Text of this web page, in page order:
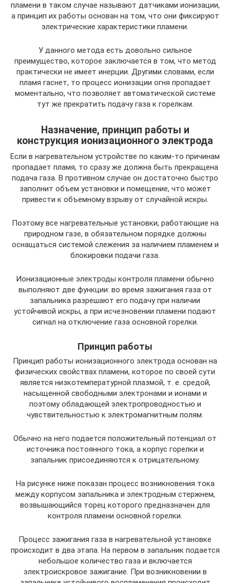
пламени в таком случае называют датчиками ионизации,
а принцип их работы основан на том, что они фиксируют
электрические характеристики пламени.
У данного метода есть довольно сильное
преимущество, которое заключается в том, что метод
практически не имеет инерции. Другими словами, если
пламя гаснет, то процесс ионизации огня пропадает
моментально, что позволяет автоматической системе
тут же прекратить подачу газа к горелкам.
Назначение, принцип работы и
конструкция ионизационного электрода
Если в нагревательном устройстве по каким-то причинам
пропадает пламя, то сразу же должна быть прекращена
подача газа. В противном случае он достаточно быстро
заполнит объем установки и помещение, что может
привести к объемному взрыву от случайной искры.
Поэтому все нагревательные установки, работающие на
природном газе, в обязательном порядке должны
оснащаться системой слежения за наличием пламенем и
блокировки подачи газа.
Ионизационные электроды контроля пламени обычно
выполняют две функции: во время зажигания газа от
запальника разрешают его подачу при наличии
устойчивой искры, а при исчезновении пламени подают
сигнал на отключение газа основной горелки.
Принцип работы
Принцип работы ионизационного электрода основан на
физических свойствах пламени, которое по своей сути
является низкотемпературной плазмой, т. е. средой,
насыщенной свободными электронами и ионами и
поэтому обладающей электропроводностью и
чувствительностью к электромагнитным полям.
Обычно на него подается положительный потенциал от
источника постоянного тока, а корпус горелки и
запальник присоединяются к отрицательному.
На рисунке ниже показан процесс возникновения тока
между корпусом запальника и электродным стержнем,
возвышающийся торец которого предназначен для
контроля пламени основной горелки.
Процесс зажигания газа в нагревательной установке
происходит в два этапа. На первом в запальник подается
небольшое количество газа и включается
электроискровое зажигание. При возникновении в